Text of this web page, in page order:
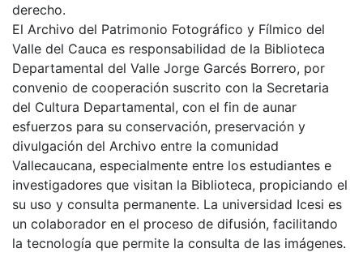
derecho.
El Archivo del Patrimonio Fotográfico y Fílmico del
Valle del Cauca es responsabilidad de la Biblioteca
Departamental del Valle Jorge Garcés Borrero, por
convenio de cooperación suscrito con la Secretaria
del Cultura Departamental, con el fin de aunar
esfuerzos para su conservación, preservación y
divulgación del Archivo entre la comunidad
Vallecaucana, especialmente entre los estudiantes e
investigadores que visitan la Biblioteca, propiciando el
su uso y consulta permanente. La universidad Icesi es
un colaborador en el proceso de difusión, facilitando
la tecnología que permite la consulta de las imágenes.